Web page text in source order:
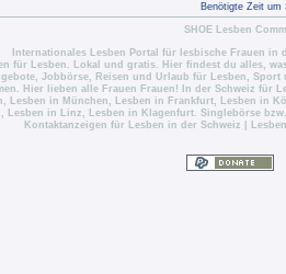
Benötigte Zeit um
SHOE Lesben
Internationales Lesben Portal für lesbische Frauen in
für Lesben. Lokal und gratis. Hier findest du alles,
, Jobbörse, Reisen und Urlaub für Lesben, Sport
Hier lieben alle Frauen Frauen! In der Schweiz für
, Lesben in München, Lesben in Frankfurt, Lesben in
, Lesben in Linz, Lesben in Klagenfurt. Singlebörse
Kontaktanzeigen für Lesben in der Schweiz